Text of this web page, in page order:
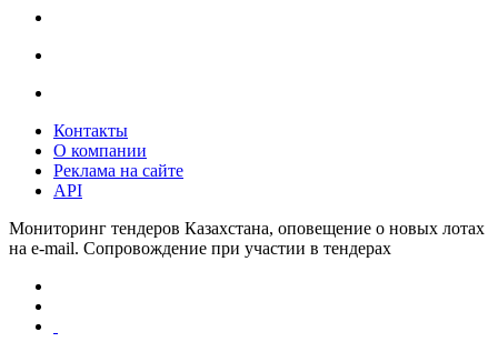
Контакты
О компании
Реклама на сайте
API
Мониторинг тендеров Казахстана, оповещение о новых лотах
на e-mail. Сопровождение при участии в тендерах